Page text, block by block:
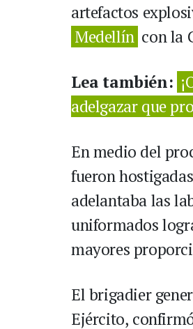
artefactos
Medellín con la
Lea también:
adelgazar que
En medio del
fueron
adelantaba las
uniformados
mayores
El brigadier
Ejército,